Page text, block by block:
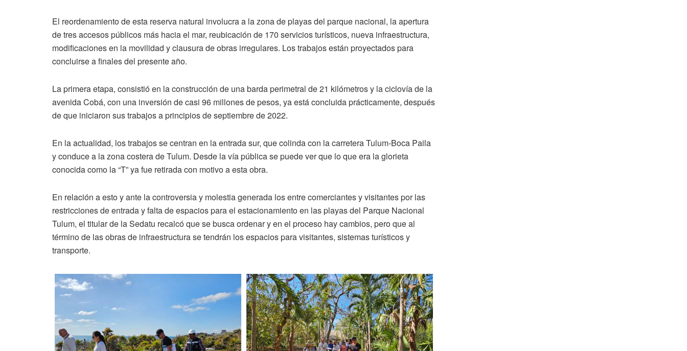
El reordenamiento de esta reserva natural involucra a la zona de playas del parque nacional, la apertura
de tres accesos públicos más hacia el mar, reubicación de 170 servicios turísticos, nueva infraestructura,
modificaciones en la movilidad y clausura de obras irregulares. Los trabajos están proyectados para
concluirse a finales del presente año.
La primera etapa, consistió en la construcción de una barda perimetral de 21 kilómetros y la ciclovía de la
avenida Cobá, con una inversión de casi 96 millones de pesos, ya está concluida prácticamente, después
de que iniciaron sus trabajos a principios de septiembre de 2022.
En la actualidad, los trabajos se centran en la entrada sur, que colinda con la carretera Tulum-Boca Paila
y conduce a la zona costera de Tulum. Desde la vía pública se puede ver que lo que era la glorieta
conocida como la “T” ya fue retirada con motivo a esta obra.
En relación a esto y ante la controversia y molestia generada los entre comerciantes y visitantes por las
restricciones de entrada y falta de espacios para el estacionamiento en las playas del Parque Nacional
Tulum, el titular de la Sedatu recalcó que se busca ordenar y en el proceso hay cambios, pero que al
término de las obras de infraestructura se tendrán los espacios para visitantes, sistemas turísticos y
transporte.